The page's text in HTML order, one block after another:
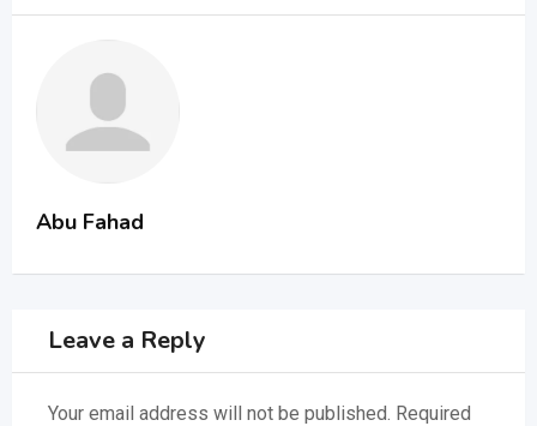
Abu Fahad
Leave a Reply
Your email address will not be published. Required